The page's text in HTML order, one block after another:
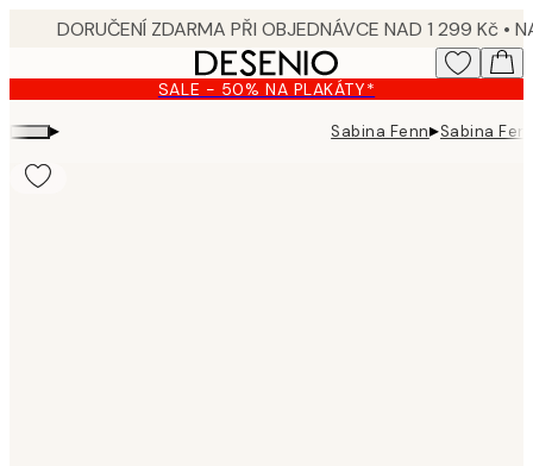
content.
SALE - 50% NA PLAKÁTY*
▸ Sabina Fenn▸Sabina